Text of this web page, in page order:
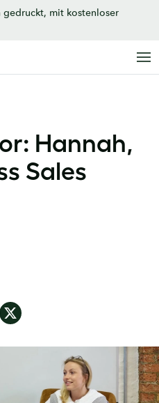
gedruckt, mit kostenloser
Hannah,
Sales
Share